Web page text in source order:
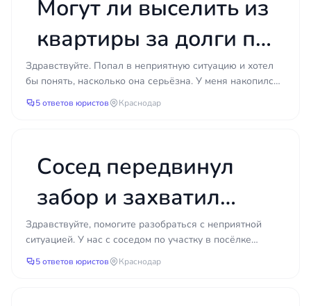
строительство?
Могут ли выселить из
квартиры за долги по
коммунальным
платежам, если это
Здравствуйте. Попал в неприятную ситуацию и хотел
бы понять, насколько она серьёзна. У меня накопился
долг по коммунальным платежам – отопление, водос...
5 ответов юристов Краснодар
Сосед передвинул
забор и захватил
часть моего
земельного участка:
Здравствуйте, помогите разобраться с неприятной
ситуацией. У нас с соседом по участку в посёлке
Сосновый Бор возникла проблема с границами земли.
5 ответов юристов Краснодар